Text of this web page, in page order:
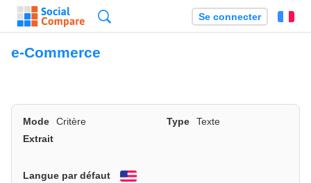
Se connecter
e-Commerce
Mode Critère Type
Texte
Extrait
Langue par défaut
English